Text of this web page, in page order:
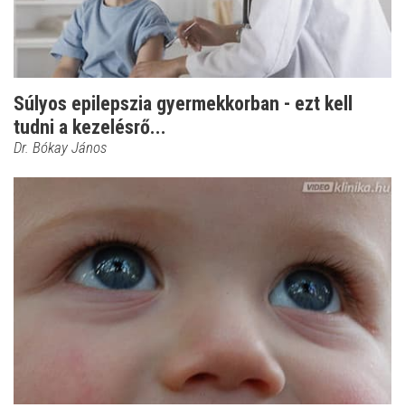
Súlyos epilepszia gyermekkorban - ezt kell
tudni a kezelésrő...
Dr. Bókay János